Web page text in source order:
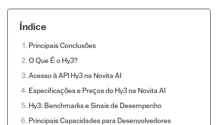
Índice
Principais Conclusões
O Que É o Hy3?
Acesso à API Hy3 na Novita AI
Especificações e Preços do Hy3 na Novita AI
Hy3: Benchmarks e Sinais de Desempenho
Principais Capacidades para Desenvolvedores